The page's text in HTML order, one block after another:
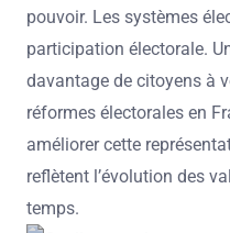
pouvoir. Les systèmes
participation électorale.
davantage de citoyens à
réformes électorales en
améliorer cette
reflètent l’évolution des
temps.